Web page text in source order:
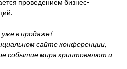
проведением бизнес-
в продаже!
сайте конференции,
событие мира криптовалют и